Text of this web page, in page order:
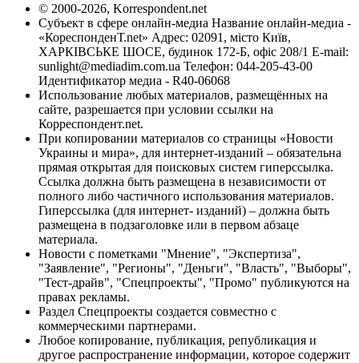
© 2000-2026, Korrespondent.net
Субъект в сфере онлайн-медиа Название онлайн-медиа -
«КореспонденТ.net» Адрес: 02091, місто Київ,
ХАРКІВСЬКЕ ШОСЕ, будинок 172-Б, офіс 208/1 E-mail:
sunlight@mediadim.com.ua Телефон: 044-205-43-00
Идентификатор медиа - R40-06068
Использование любых материалов, размещённых на
сайте, разрешается при условии ссылки на
Корреспондент.net.
При копировании материалов со страницы «Новости
Украины и мира», для интернет-изданий – обязательна
прямая открытая для поисковых систем гиперссылка.
Ссылка должна быть размещена в независимости от
полного либо частичного использования материалов.
Гиперссылка (для интернет- изданий) – должна быть
размещена в подзаголовке или в первом абзаце
материала.
Новости с пометками "Мнение", "Экспертиза",
"Заявление", "Регионы", "Деньги", "Власть", "Выборы",
"Тест-драйв", "Спецпроекты", "Промо" публикуются на
правах рекламы.
Раздел Спецпроекты создается совместно с
коммерческими партнерами.
Любое копирование, публикация, републикация и
другое распространение информации, которое содержит